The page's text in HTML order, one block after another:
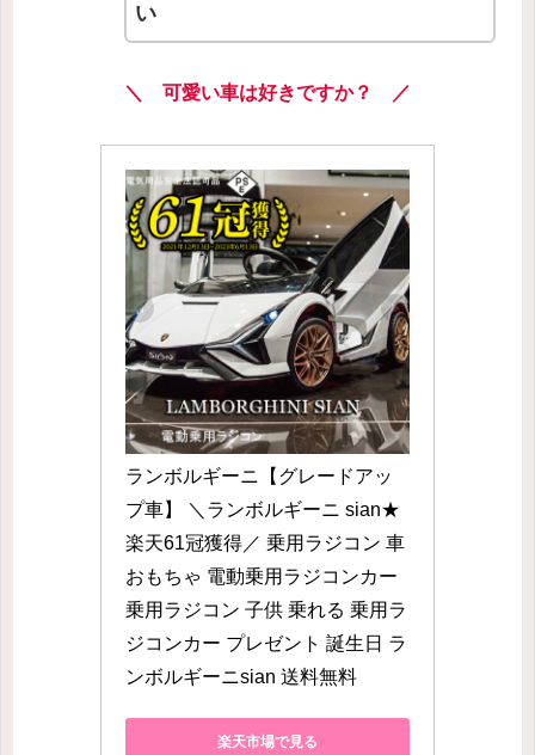
い
＼ 可愛い車は好きですか？ ／
ランボルギーニ【グレードアッ
プ車】 ＼ランボルギーニ sian★
楽天61冠獲得／ 乗用ラジコン 車
おもちゃ 電動乗用ラジコンカー
乗用ラジコン 子供 乗れる 乗用ラ
ジコンカー プレゼント 誕生日 ラ
ンボルギーニsian 送料無料
楽天市場で見る